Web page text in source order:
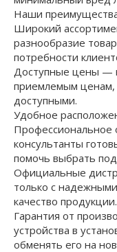
Наши
Широкий
разнообразие
потребности
Доступные цены —
приемлемым ценам,
доступными.
Удобное
консультанты
помочь выбрать
Официальные
только с
качество продукции.
Гарантия от
устройства в
обменять его на